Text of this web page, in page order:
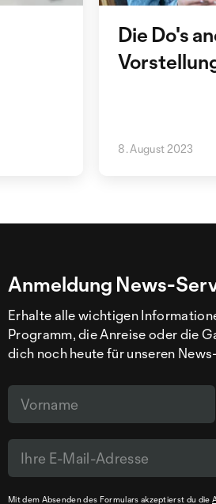
Die Do's
8. August 2023
Anmeldung News-
Erhalte alle wichtigen
Programm, die Anreise oder die
dich noch heute für unseren
Mit dem Absenden des Formulars akzeptierst du die